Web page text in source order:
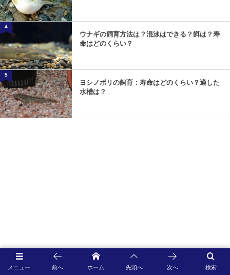
4
ウナギの飼育方法は？混泳はできる？餌は？寿
命はどのくらい？
5
ヨシノボリの飼育：寿命はどのくらい？適した
水槽は？
メニュー 検索
前へ ホーム 先頭へ 次へ